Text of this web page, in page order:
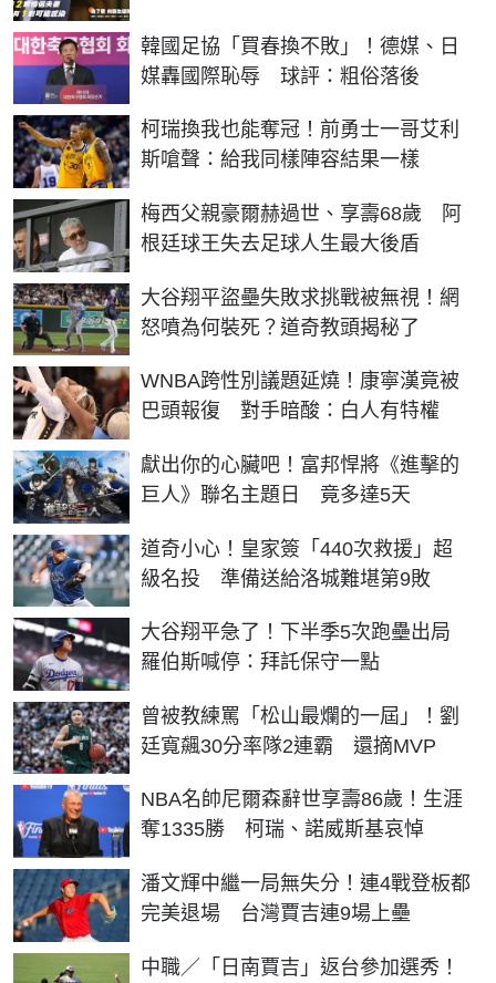
韓國足協「買春換不敗」！德媒、日
媒轟國際恥辱 球評：粗俗落後
柯瑞換我也能奪冠！前勇士一哥艾利
斯嗆聲：給我同樣陣容結果一樣
梅西父親豪爾赫過世、享壽68歲 阿
根廷球王失去足球人生最大後盾
大谷翔平盜壘失敗求挑戰被無視！網
怒噴為何裝死？道奇教頭揭秘了
WNBA跨性別議題延燒！康寧漢竟被
巴頭報復 對手暗酸：白人有特權
獻出你的心臟吧！富邦悍將《進擊的
巨人》聯名主題日 竟多達5天
道奇小心！皇家簽「440次救援」超
級名投 準備送給洛城難堪第9敗
大谷翔平急了！下半季5次跑壘出局
羅伯斯喊停：拜託保守一點
曾被教練罵「松山最爛的一屆」！劉
廷寬飆30分率隊2連霸 還摘MVP
NBA名帥尼爾森辭世享壽86歲！生涯
奪1335勝 柯瑞、諾威斯基哀悼
潘文輝中繼一局無失分！連4戰登板都
完美退場 台灣賈吉連9場上壘
中職／「日南賈吉」返台參加選秀！